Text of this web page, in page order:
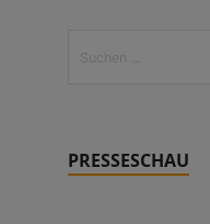
PRESSESCHAU